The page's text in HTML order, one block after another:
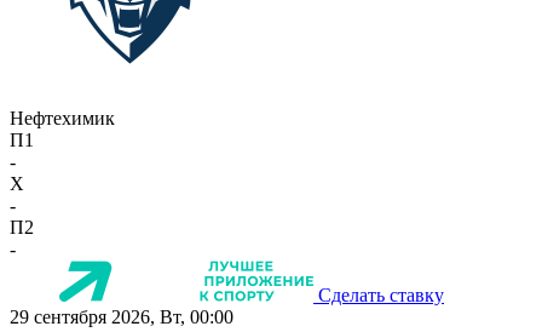
Нефтехимик
П1
-
X
-
П2
-
Сделать ставку
29 сентября 2026, Вт, 00:00